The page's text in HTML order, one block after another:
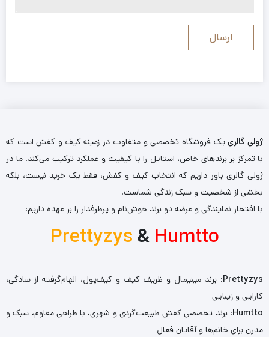
ژولی گالرییک فروشگاه تخصصی و متفاوت در زمینه کیف و کفش است که
با تمرکز بر برندهای خاص، استایل را با کیفیت و عملکرد ترکیب می‌کند. ما در
ژولی گالری باور داریم که انتخاب کیف و کفش، فقط یک خرید نیست، بلکه
بخشی از شخصیت و سبک زندگی شماست.
با افتخار نمایندگی و عرضه دو برند خوش‌نام و پرطرفدار را بر عهده داریم:
Prettyzys& Humtto
Prettyzys: برند مینیمال و ظریف کیف و کیف‌پول، الهام‌گرفته از سادگی،
کارایی و زیبایی
Humtto: برند تخصصی کفش طبیعت‌گردی و شهری، با طراحی مقاوم، سبک و
مدرن برای خانم‌ها و آقایان فعال